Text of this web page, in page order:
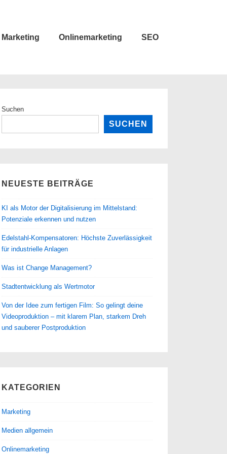
Marketing Onlinemarketing SEO
Suchen
SUCHEN
NEUESTE BEITRÄGE
KI als Motor der Digitalisierung im Mittelstand:
Potenziale erkennen und nutzen
Edelstahl-Kompensatoren: Höchste Zuverlässigkeit
für industrielle Anlagen
Was ist Change Management?
Stadtentwicklung als Wertmotor
Von der Idee zum fertigen Film: So gelingt deine
Videoproduktion – mit klarem Plan, starkem Dreh
und sauberer Postproduktion
KATEGORIEN
Marketing
Medien allgemein
Onlinemarketing